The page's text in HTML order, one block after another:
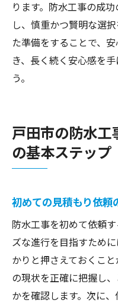
ります。防水工事の成
し、慎重かつ賢明な選
た準備をすることで、
き、長く続く安心感を
う。
戸田市の防水工
の基本ステップ
初めての見積もり依頼
防水工事を初めて依頼
ズな進行を目指すため
かりと押さえておくこ
の現状を正確に把握し
かを確認します。次に